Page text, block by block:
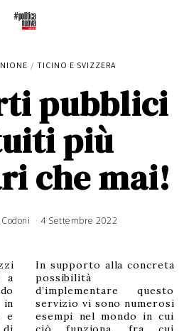
/ TICINO E SVIZZERA
pubblici
più
che mai!
4 Settembre 2022
a
e
In supporto alla concreta
possibilità
d’implementare questo
servizio vi sono numerosi
esempi nel mondo in cui